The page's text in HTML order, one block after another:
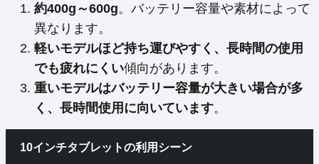
約400g～600g。バッテリー容量や素材によって
異なります。
軽いモデルほど持ち運びやすく、長時間の使用
でも疲れにくい傾向があります。
重いモデルはバッテリー容量が大きい場合が多
く、長時間使用に向いています。
10インチタブレットの利用シーン